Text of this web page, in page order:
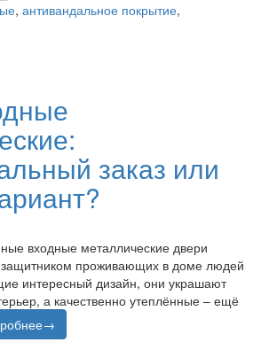
, антивандальное покрытие,
заказ или
входные металлические двери
проживающих в доме людей
интересный дизайн, они украшают
а качественно утеплённые – ещё